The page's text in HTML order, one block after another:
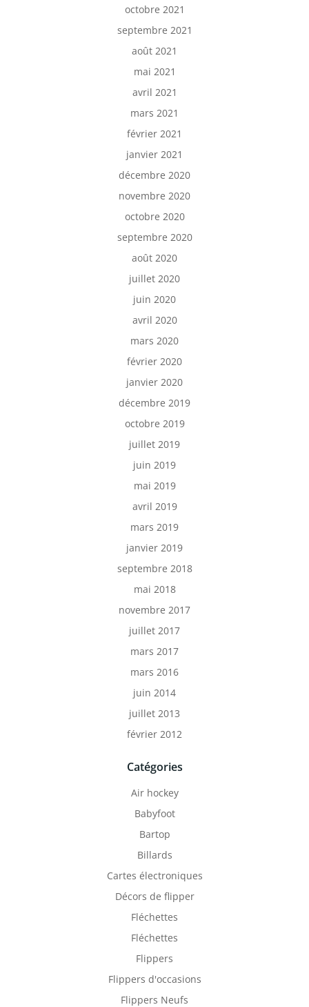
octobre 2021
septembre 2021
août 2021
mai 2021
avril 2021
mars 2021
février 2021
janvier 2021
décembre 2020
novembre 2020
octobre 2020
septembre 2020
août 2020
juillet 2020
juin 2020
avril 2020
mars 2020
février 2020
janvier 2020
décembre 2019
octobre 2019
juillet 2019
juin 2019
mai 2019
avril 2019
mars 2019
janvier 2019
septembre 2018
mai 2018
novembre 2017
juillet 2017
mars 2017
mars 2016
juin 2014
juillet 2013
février 2012
Catégories
Air hockey
Babyfoot
Bartop
Billards
Cartes électroniques
Décors de flipper
Fléchettes
Fléchettes
Flippers
Flippers d'occasions
Flippers Neufs